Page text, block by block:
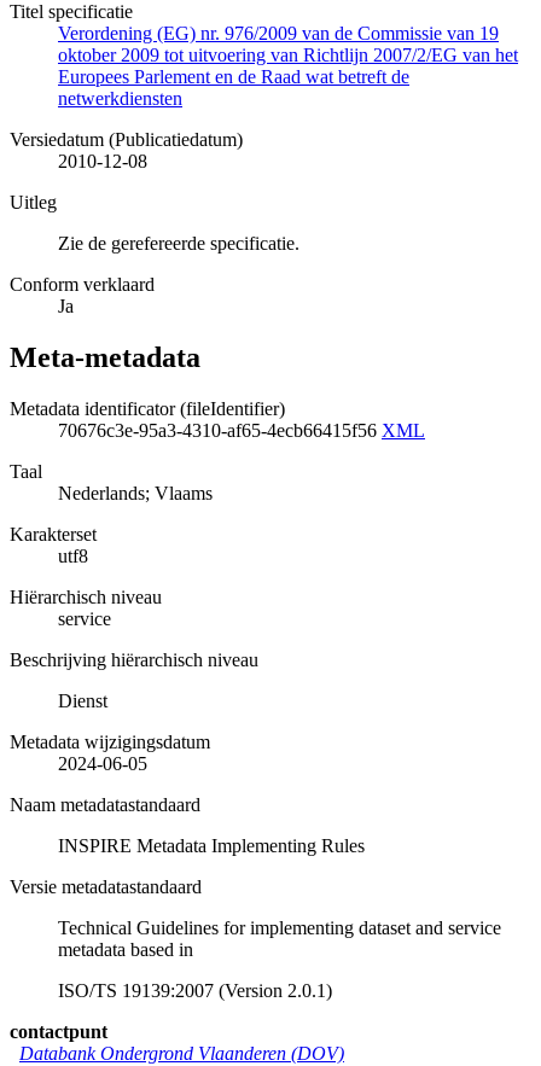
Titel specificatie
Verordening (EG) nr. 976/2009 van de Commissie van 19
oktober 2009 tot uitvoering van Richtlijn 2007/2/EG van het
Europees Parlement en de Raad wat betreft de
netwerkdiensten
Versiedatum (Publicatiedatum)
2010-12-08
Uitleg
Zie de gerefereerde specificatie.
Conform verklaard
Ja
Meta-metadata
Metadata identificator (fileIdentifier)
70676c3e-95a3-4310-af65-4ecb66415f56 XML
Taal
Nederlands; Vlaams
Karakterset
utf8
Hiërarchisch niveau
service
Beschrijving hiërarchisch niveau
Dienst
Metadata wijzigingsdatum
2024-06-05
Naam metadatastandaard
INSPIRE Metadata Implementing Rules
Versie metadatastandaard
Technical Guidelines for implementing dataset and service
metadata based in
ISO/TS 19139:2007 (Version 2.0.1)
contactpunt
Databank Ondergrond Vlaanderen (DOV)